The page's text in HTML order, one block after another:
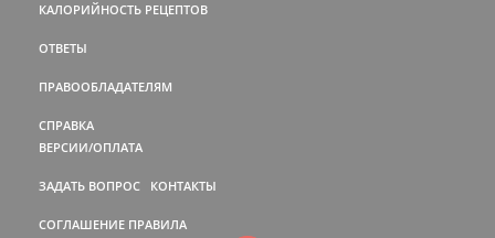
КАЛОРИЙНОСТЬ РЕЦЕПТОВ
ОТВЕТЫ
ПРАВООБЛАДАТЕЛЯМ
СПРАВКА
ВЕРСИИ/ОПЛАТА
ЗАДАТЬ ВОПРОС КОНТАКТЫ
СОГЛАШЕНИЕ ПРАВИЛА